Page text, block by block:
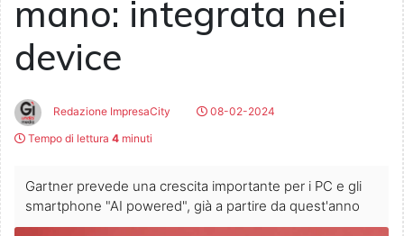
mano: integrata nei
device
Redazione ImpresaCity
08-02-2024
Tempo di lettura 4 minuti
Gartner prevede una crescita importante per i PC e gli
smartphone "AI powered", già a partire da quest'anno